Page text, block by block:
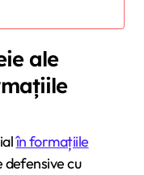
ale
în formațiile
cu